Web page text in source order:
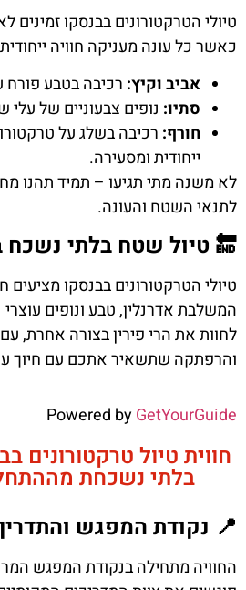
טיולי הטרקטורונים בבנסקו זמינים
כאשר כל עונה מעניקה חוויה
אביב וקיץ: רכיבה בטבע פורח
סתיו: נופים צבעוניים של
חורף: רכיבה בשלג על
ייחודית ומסעירה.
לא משנה מתי תגיעו – תמיד תהנו
לתנאי השטח והעונה.
🔚 טיול שטח בלתי נשכח
טיולי הטרקטורונים בבנסקו
המשלבת אדרנלין, טבע ונופים
לחוות את הרי פירין בצורה אחרת,
והרפתקה שתשאיר אתכם עם חיוך
Powered byGetYourGuide
חווית טיול טרקטורונים
בלתי נשכחת
📍 נקודת המפגש
החוויה מתחילה בנקודת המפגש